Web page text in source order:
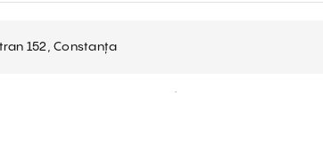
152, Constanța